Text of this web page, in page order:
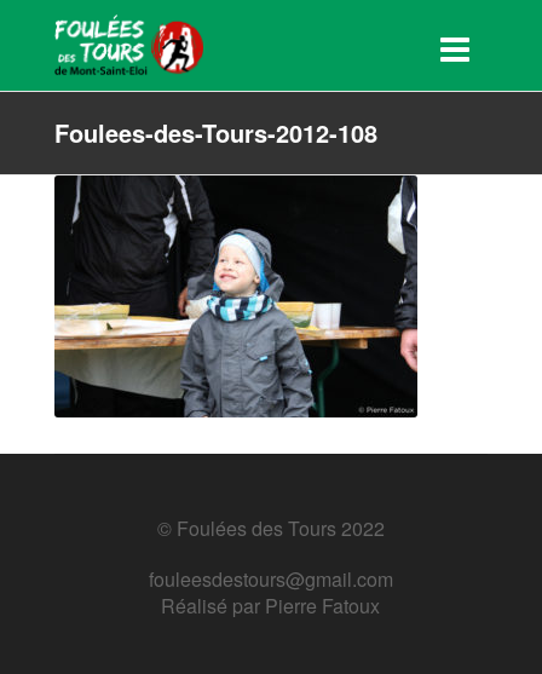
Foulees-des-Tours-2012-108
© Foulées des Tours 2022
fouleesdestours@gmail.com
Réalisé par Pierre Fatoux